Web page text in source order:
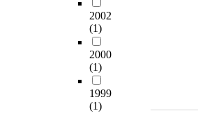
2002
(1)
2000
(1)
1999
(1)